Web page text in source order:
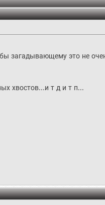
загадывающему это не
хвостов...и т д и т п...